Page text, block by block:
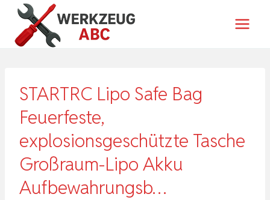
Zum
Inhalt
springen
STARTRC Lipo Safe Bag
Feuerfeste,
explosionsgeschützte Tasche
Großraum-Lipo Akku
Aufbewahrungsb…